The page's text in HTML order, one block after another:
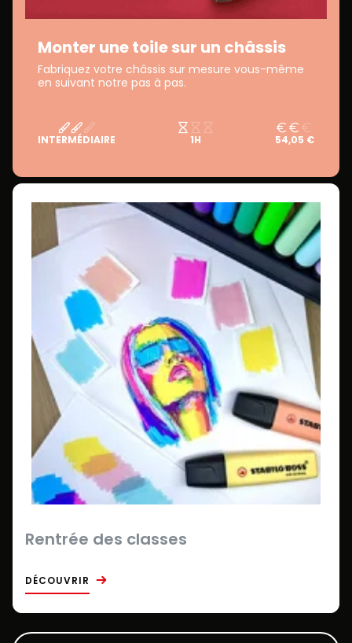
Monter une toile sur un châssis
Fabriquez votre châssis sur mesure vous-même
en suivant notre pas à pas.
INTERMÉDIAIRE 1H 54,05 €
Rentrée des classes
DÉCOUVRIR